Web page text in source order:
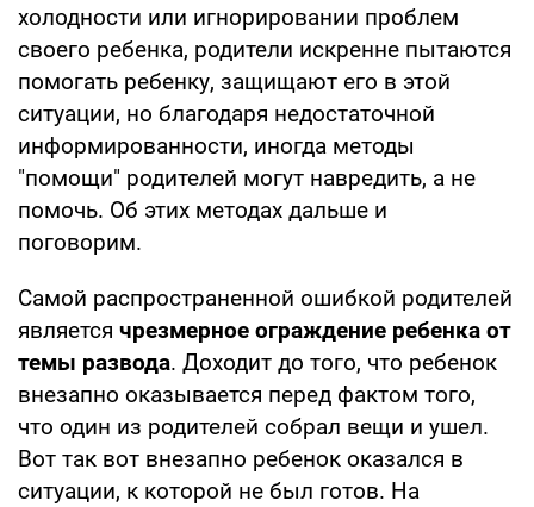
холодности или игнорировании проблем
своего ребенка, родители искренне пытаются
помогать ребенку, защищают его в этой
ситуации, но благодаря недостаточной
информированности, иногда методы
"помощи" родителей могут навредить, а не
помочь. Об этих методах дальше и
поговорим.
Самой распространенной ошибкой родителей
является чрезмерное ограждение ребенка от
темы развода. Доходит до того, что ребенок
внезапно оказывается перед фактом того,
что один из родителей собрал вещи и ушел.
Вот так вот внезапно ребенок оказался в
ситуации, к которой не был готов. На